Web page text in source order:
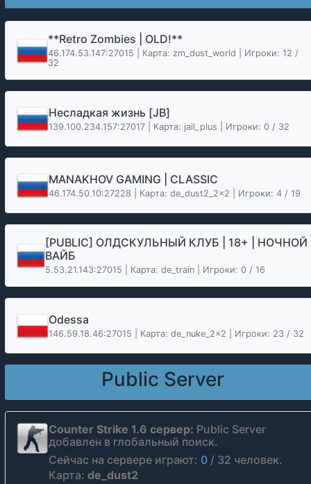
**Retro Zombies | OLD!**
46.174.53.147:27015 | Карта: zm_dust_world | Игроки: 12 /
32
Несладкая жизнь [JB]
139.100.234.157:27017 | Карта: jail_plus | Игроки: 0 / 32
MANAKHOV GAMING | CLASSIC
46.174.50.10:27228 | Карта: de_dust2_2x2 | Игроки: 4 / 19
[PUBLIC] ОЛДСКУЛЬНЫЙ КЛУБ | 18+ | НОЧНОЙ
ВАЙБ
5.53.21.143:27015 | Карта: de_train | Игроки: 0 / 16
Odessa
146.59.18.46:27015 | Карта: de_nuke_2x2 | Игроки: 23 / 32
Public Server
Counter Strike 1.6 сервер: Public Server
добавлен в глобальный поиск.
Сейчас на сервере играют: 0 / 32 человек.
Карта: de_dust2